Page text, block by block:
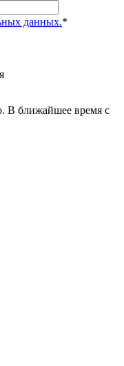
данных.*
В ближайшее время с